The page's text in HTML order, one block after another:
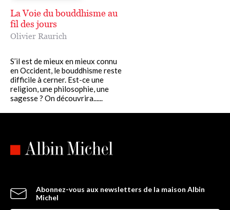
La Voie du bouddhisme au
fil des jours
Olivier Raurich
S’il est de mieux en mieux connu
en Occident, le bouddhisme reste
difficile à cerner. Est-ce une
religion, une philosophie, une
sagesse ? On découvrira......
Abonnez-vous aux newsletters de la maison Albin
Michel